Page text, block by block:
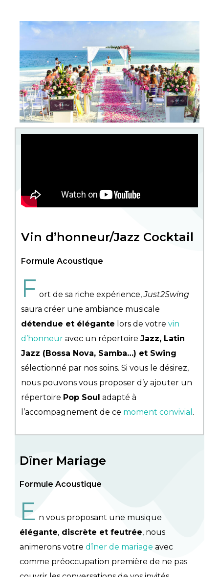
Vin d’honneur/Jazz Cocktail
Formule Acoustique
F ort de sa riche expérience,Just2Swing
saura créer une ambiance musicale
détendue et élégante lors de votre vin
d’honneur avec un répertoire Jazz, Latin
Jazz (Bossa Nova, Samba…) et Swing
sélectionné par nos soins. Si vous le désirez,
nous pouvons vous proposer d’y ajouter un
répertoire Pop Soul adapté à
l’accompagnement de ce moment convivial .
Dîner Mariage
Formule Acoustique
E n vous proposant une musique
élégante, discrète et feutrée, nous
animerons votre dîner de mariage avec
comme préoccupation première de ne pas